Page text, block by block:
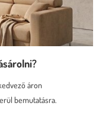
áron
bemutatásra.